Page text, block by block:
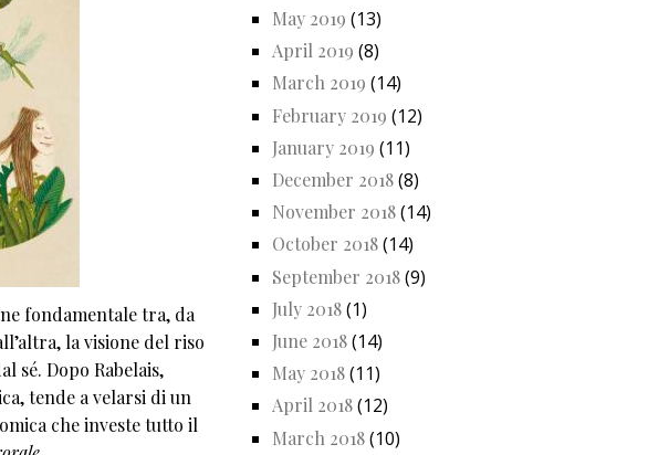
fondamentale tra, da
la visione del riso
sé. Dopo Rabelais,
tende a velarsi di un
che investe tutto il
May 2019 (13)
April 2019 (8)
March 2019 (14)
February 2019 (12)
January 2019 (11)
December 2018(8)
November 2018(14)
October 2018(14)
September 2018(9)
July 2018(1)
June 2018(14)
May 2018(11)
April 2018(12)
March 2018(10)